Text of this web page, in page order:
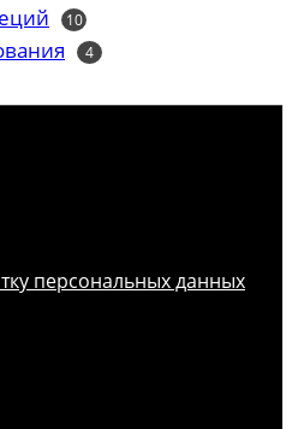
1010
товаров
44
персональных данных